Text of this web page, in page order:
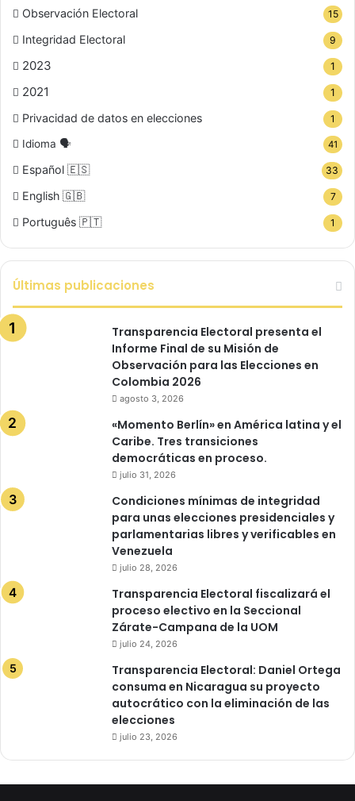
Observación Electoral 15
Integridad Electoral 9
2023 1
2021 1
Privacidad de datos en elecciones 1
Idioma 🗣️ 41
Español 🇪🇸 33
English 🇬🇧 7
Português 🇵🇹 1
Últimas publicaciones
Transparencia Electoral presenta el
Informe Final de su Misión de
Observación para las Elecciones en
Colombia 2026
agosto 3, 2026
«Momento Berlín» en América latina y el
Caribe. Tres transiciones
democráticas en proceso.
julio 31, 2026
Condiciones mínimas de integridad
para unas elecciones presidenciales y
parlamentarias libres y verificables en
Venezuela
julio 28, 2026
Transparencia Electoral fiscalizará el
proceso electivo en la Seccional
Zárate-Campana de la UOM
julio 24, 2026
Transparencia Electoral: Daniel Ortega
consuma en Nicaragua su proyecto
autocrático con la eliminación de las
elecciones
julio 23, 2026